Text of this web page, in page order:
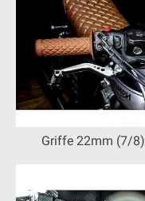
Griffe 22mm (7/8)